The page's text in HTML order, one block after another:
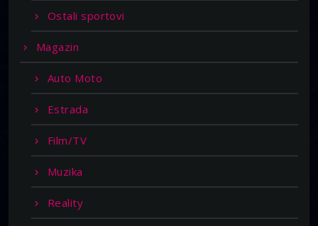
Ostali sportovi
Magazin
Auto Moto
Estrada
Film/TV
Muzika
Reality